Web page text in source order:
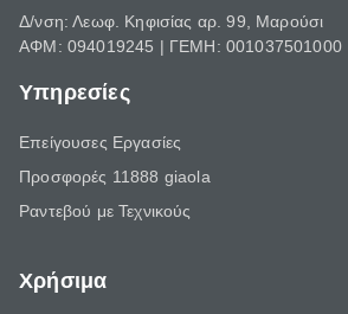
Δ/νση: Λεωφ. Κηφισίας αρ. 99, Μαρούσι
ΑΦΜ: 094019245 | ΓΕΜΗ: 001037501000
Υπηρεσίες
Επείγουσες Εργασίες
Προσφορές 11888 giaola
Ραντεβού με Τεχνικούς
Χρήσιμα